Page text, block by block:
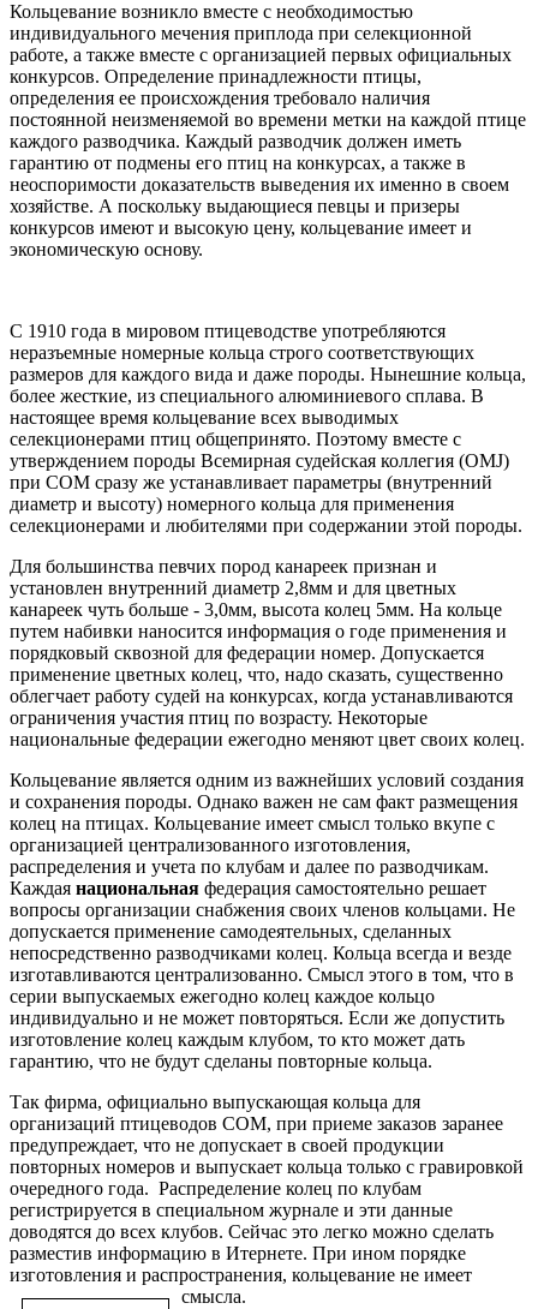
Кольцевание возникло вместе с необходимостью
индивидуального мечения приплода при селекционной
работе, а также вместе с организацией первых официальных
конкурсов. Определение принадлежности птицы,
определения ее происхождения требовало наличия
постоянной неизменяемой во времени метки на каждой птице
каждого разводчика. Каждый разводчик должен иметь
гарантию от подмены его птиц на конкурсах, а также в
неоспоримости доказательств выведения их именно в своем
хозяйстве. А поскольку выдающиеся певцы и призеры
конкурсов имеют и высокую цену, кольцевание имеет и
экономическую основу.
С 1910 года в мировом птицеводстве употребляются
неразъемные номерные кольца строго соответствующих
размеров для каждого вида и даже породы. Нынешние кольца,
более жесткие, из специального алюминиевого сплава. В
настоящее время кольцевание всех выводимых
селекционерами птиц общепринято. Поэтому вместе с
утверждением породы Всемирная судейская коллегия (ОМJ)
при СОМ сразу же устанавливает параметры (внутренний
диаметр и высоту) номерного кольца для применения
селекционерами и любителями при содержании этой породы.
Для большинства певчих пород канареек признан и
установлен внутренний диаметр 2,8мм и для цветных
канареек чуть больше - 3,0мм, высота колец 5мм. На кольце
путем набивки наносится информация о годе применения и
порядковый сквозной для федерации номер. Допускается
применение цветных колец, что, надо сказать, существенно
облегчает работу судей на конкурсах, когда устанавливаются
ограничения участия птиц по возрасту. Некоторые
национальные федерации ежегодно меняют цвет своих колец.
Кольцевание является одним из важнейших условий создания
и сохранения породы. Однако важен не сам факт размещения
колец на птицах. Кольцевание имеет смысл только вкупе с
организацией централизованного изготовления,
распределения и учета по клубам и далее по разводчикам.
Каждая национальная федерация самостоятельно решает
вопросы организации снабжения своих членов кольцами. Не
допускается применение самодеятельных, сделанных
непосредственно разводчиками колец. Кольца всегда и везде
изготавливаются централизованно. Смысл этого в том, что в
серии выпускаемых ежегодно колец каждое кольцо
индивидуально и не может повторяться. Если же допустить
изготовление колец каждым клубом, то кто может дать
гарантию, что не будут сделаны повторные кольца.
Так фирма, официально выпускающая кольца для
организаций птицеводов СОМ, при приеме заказов заранее
предупреждает, что не допускает в своей продукции
повторных номеров и выпускает кольца только с гравировкой
очередного года. Распределение колец по клубам
регистрируется в специальном журнале и эти данные
доводятся до всех клубов. Сейчас это легко можно сделать
разместив информацию в Итернете. При ином порядке
изготовления и распространения, кольцевание не имеет
смысла.